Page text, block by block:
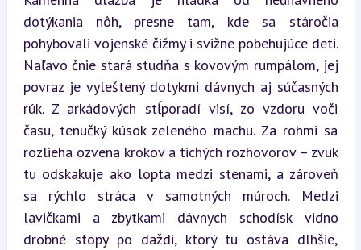
dotýkania nôh, presne tam, kde sa stáročia
pohybovali vojenské čižmy i svižne pobehujúce deti.
Naľavo čnie stará studňa s kovovým rumpálom, jej
povraz je vyleštený dotykmi dávnych aj súčasných
rúk. Z arkádových stĺporadí visí, zo vzdoru voči
času, tenučký kúsok zeleného machu. Za rohmi sa
rozlieha ozvena krokov a tichých rozhovorov – zvuk
tu odskakuje ako lopta medzi stenami, a zároveň
sa rýchlo stráca v samotných múroch. Medzi
lavičkami a zbytkami dávnych schodísk vidno
drobné stopy po daždi, ktorý tu ostáva dlhšie,